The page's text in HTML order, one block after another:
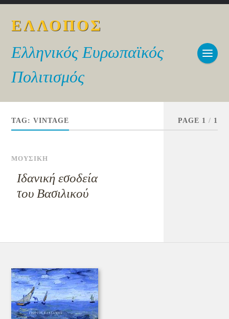
ΕΛΛΟΠΟΣ
Ελληνικός Ευρωπαϊκός
Πολιτισμός
TAG:VINTAGE PAGE 1 / 1
ΜΟΥΣΙΚΗ
Ιδανική εσοδεία
του Βασιλικού